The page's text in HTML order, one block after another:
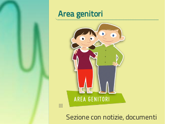
Area genitori
Sezione con notizie, documenti